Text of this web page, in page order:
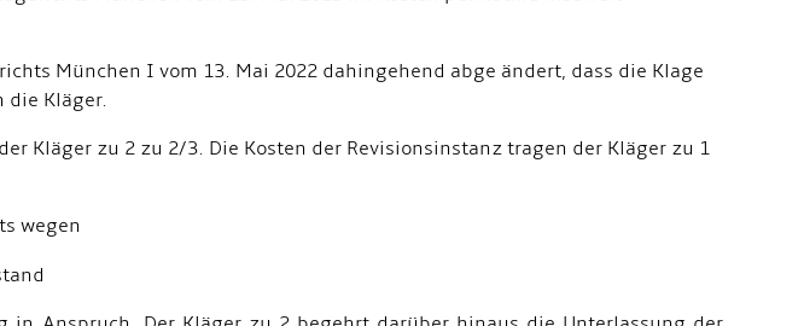
München I vom 13. Mai 2022 dahingehend abge ändert, dass die Klage
die Kläger.
Kläger zu 2 zu 2/3. Die Kosten der Revisionsinstanz tragen der Kläger zu 1
wegen